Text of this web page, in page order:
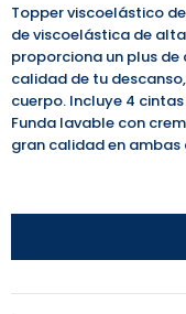
Topper viscoelástico
de viscoelástica de
proporciona un plus
calidad de tu
cuerpo. Incluye 4
Funda lavable con
gran calidad en ambas